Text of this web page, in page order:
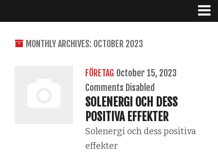
MONTHLY ARCHIVES: OCTOBER 2023
FÖRETAG October 15, 2023
Comments Disabled
SOLENERGI OCH DESS
POSITIVA EFFEKTER
Solenergi och dess positiva
effekter